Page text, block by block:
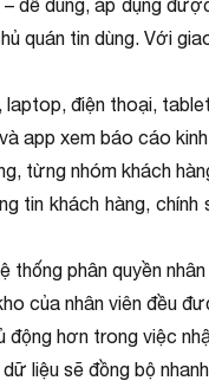
dễ dùng, áp dụng
quán tin dùng. Với
điện thoại,
app xem báo cáo
từng nhóm khách
tin khách hàng,
thống phân quyền nhân
của nhân viên
động hơn trong việc
liệu sẽ đồng bộ